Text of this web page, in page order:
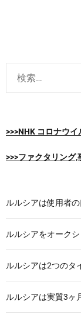
>>>NHK コロナウ
>>>ファクタリング,
ルルシアは使用者
ルルシアをオーク
ルルシアは2つのタ
ルルシアは実質3ヶ